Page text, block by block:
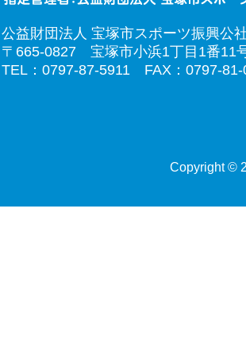
公益財団法人 宝塚市スポーツ振興公
〒665-0827 宝塚市小浜1丁目1番11
TEL：0797-87-5911 FAX：0797-81-
Copyright ©